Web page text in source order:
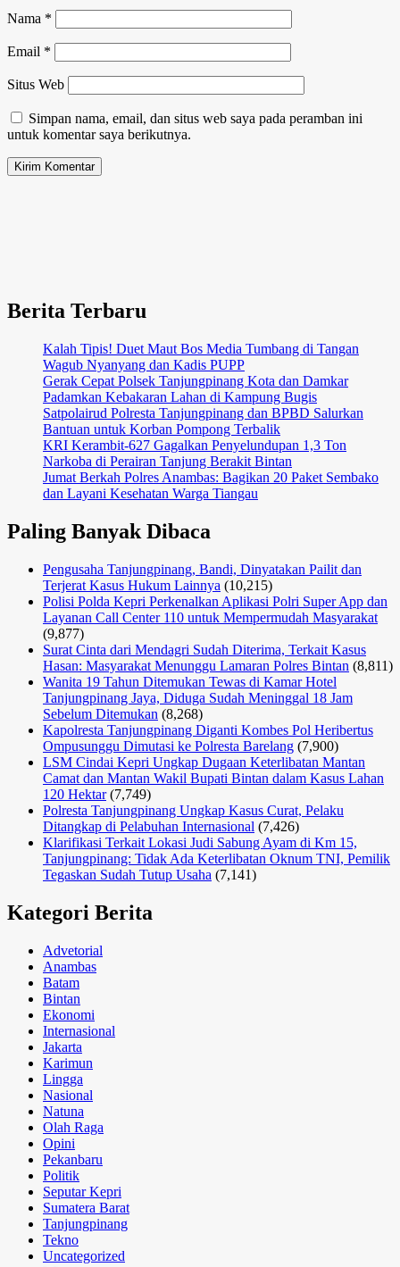
Nama *
Email *
Situs Web
Simpan nama, email, dan situs web saya pada peramban ini
untuk komentar saya berikutnya.
Berita Terbaru
Kalah Tipis! Duet Maut Bos Media Tumbang di Tangan
Wagub Nyanyang dan Kadis PUPP
Gerak Cepat Polsek Tanjungpinang Kota dan Damkar
Padamkan Kebakaran Lahan di Kampung Bugis
Satpolairud Polresta Tanjungpinang dan BPBD Salurkan
Bantuan untuk Korban Pompong Terbalik
KRI Kerambit-627 Gagalkan Penyelundupan 1,3 Ton
Narkoba di Perairan Tanjung Berakit Bintan
Jumat Berkah Polres Anambas: Bagikan 20 Paket Sembako
dan Layani Kesehatan Warga Tiangau
Paling Banyak Dibaca
Pengusaha Tanjungpinang, Bandi, Dinyatakan Pailit dan
Terjerat Kasus Hukum Lainnya (10,215)
Polisi Polda Kepri Perkenalkan Aplikasi Polri Super App dan
Layanan Call Center 110 untuk Mempermudah Masyarakat
(9,877)
Surat Cinta dari Mendagri Sudah Diterima, Terkait Kasus
Hasan: Masyarakat Menunggu Lamaran Polres Bintan (8,811)
Wanita 19 Tahun Ditemukan Tewas di Kamar Hotel
Tanjungpinang Jaya, Diduga Sudah Meninggal 18 Jam
Sebelum Ditemukan (8,268)
Kapolresta Tanjungpinang Diganti Kombes Pol Heribertus
Ompusunggu Dimutasi ke Polresta Barelang (7,900)
LSM Cindai Kepri Ungkap Dugaan Keterlibatan Mantan
Camat dan Mantan Wakil Bupati Bintan dalam Kasus Lahan
120 Hektar (7,749)
Polresta Tanjungpinang Ungkap Kasus Curat, Pelaku
Ditangkap di Pelabuhan Internasional (7,426)
Klarifikasi Terkait Lokasi Judi Sabung Ayam di Km 15,
Tanjungpinang: Tidak Ada Keterlibatan Oknum TNI, Pemilik
Tegaskan Sudah Tutup Usaha (7,141)
Kategori Berita
Advetorial
Anambas
Batam
Bintan
Ekonomi
Internasional
Jakarta
Karimun
Lingga
Nasional
Natuna
Olah Raga
Opini
Pekanbaru
Politik
Seputar Kepri
Sumatera Barat
Tanjungpinang
Tekno
Uncategorized